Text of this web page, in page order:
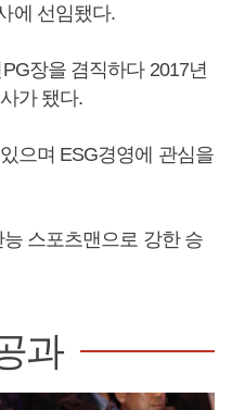
에 선임됐다.
장을 겸직하다 2017년
가 됐다.
으며 ESG경영에 관심을
스포츠맨으로 강한 승
과